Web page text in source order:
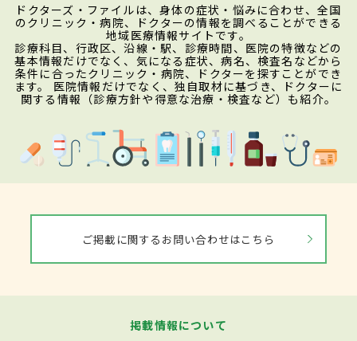
ドクターズ・ファイルは、身体の症状・悩みに合わせ、全国
のクリニック・病院、ドクターの情報を調べることができる
地域医療情報サイトです。
診療科目、行政区、沿線・駅、診療時間、医院の特徴などの
基本情報だけでなく、気になる症状、病名、検査名などから
条件に合ったクリニック・病院、ドクターを探すことができ
ます。 医院情報だけでなく、独自取材に基づき、ドクターに
関する情報（診療方針や得意な治療・検査など）も紹介。
ご掲載に関するお問い合わせはこちら
掲載情報について